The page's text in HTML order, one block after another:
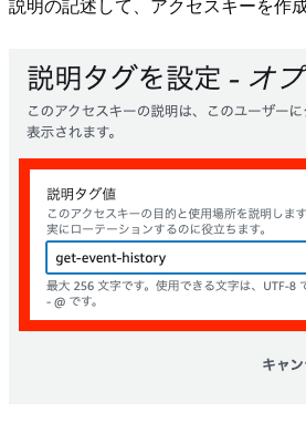
説明の記述して、アクセスキーを作